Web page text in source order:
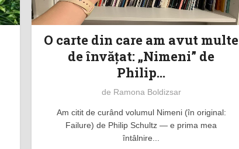
O carte din care am avut multe
de învăţat: „Nimeni” de
Philip...
de Ramona Boldizsar
Am citit de curând volumul Nimeni (în original:
Failure) de Philip Schultz — e prima mea
întâlnire...